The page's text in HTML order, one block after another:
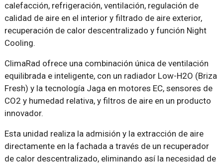
calefacción, refrigeración, ventilación, regulación de
calidad de aire en el interior y filtrado de aire exterior,
recuperación de calor descentralizado y función Night
Cooling.
ClimaRad ofrece una combinación única de ventilación
equilibrada e inteligente, con un radiador Low-H2O (Briza
Fresh) y la tecnología Jaga en motores EC, sensores de
CO2 y humedad relativa, y filtros de aire en un producto
innovador.
Esta unidad realiza la admisión y la extracción de aire
directamente en la fachada a través de un recuperador
de calor descentralizado, eliminando así la necesidad de